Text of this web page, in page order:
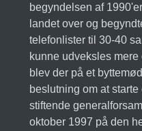
begyndelsen af
landet over og
telefonlister til 30-40
kunne udveksles
blev der på et
beslutning om at
stiftende
oktober 1997 på den